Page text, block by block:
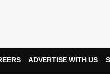
ADVERTISE WITH US